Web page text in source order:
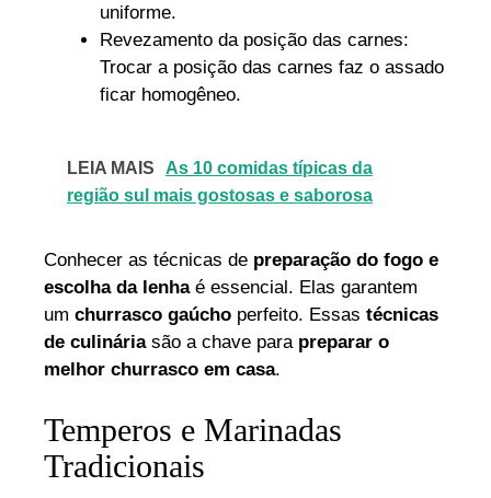
uniforme.
Revezamento da posição das carnes:
Trocar a posição das carnes faz o assado
ficar homogêneo.
LEIA MAIS
As 10 comidas típicas da
região sul mais gostosas e saborosa
Conhecer as técnicas de preparação do fogo e
escolha da lenhaé essencial. Elas garantem
um churrasco gaúcho perfeito. Essas técnicas
de culináriasão a chave para preparar o
melhor churrasco em casa.
Temperos e Marinadas
Tradicionais